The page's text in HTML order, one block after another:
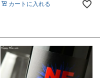
カートに入れる